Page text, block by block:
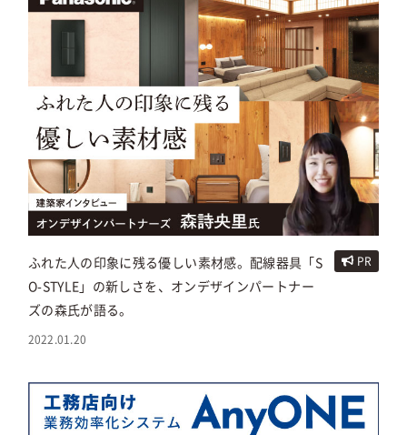
ふれた人の印象に残る優しい素材感。配線器具「S
O-STYLE」の新しさを、オンデザインパートナー
ズの森氏が語る。
PR
2022.01.20